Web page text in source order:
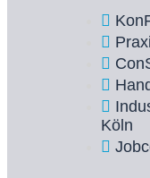
Köln